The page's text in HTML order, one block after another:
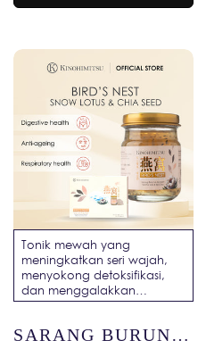
Tonik mewah yang
meningkatkan seri wajah,
menyokong detoksifikasi,
dan menggalakkan
penjanaan semula sel untuk
SARANG BURUNG